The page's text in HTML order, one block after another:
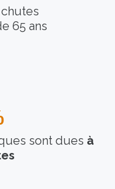
65 ans
sont dues à